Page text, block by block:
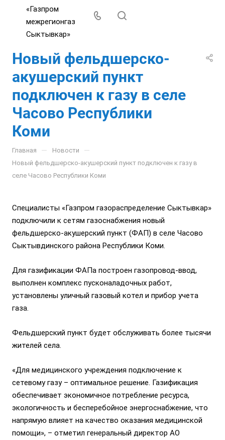
Новый фельдшерско-
акушерский пункт
подключен к газу в селе
Часово Республики
Коми
Главная — Новости —
Новый фельдшерско-акушерский пункт подключен к газу в
селе Часово Республики Коми
Специалисты «Газпром газораспределение Сыктывкар»
подключили к сетям газоснабжения новый
фельдшерско-акушерский пункт (ФАП) в селе Часово
Сыктывдинского района Республики Коми.
Для газификации ФАПа построен газопровод-ввод,
выполнен комплекс пусконаладочных работ,
установлены уличный газовый котел и прибор учета
газа.
Фельдшерский пункт будет обслуживать более тысячи
жителей села.
«Для медицинского учреждения подключение к
сетевому газу – оптимальное решение. Газификация
обеспечивает экономичное потребление ресурса,
экологичность и бесперебойное энергоснабжение, что
напрямую влияет на качество оказания медицинской
помощи», – отметил генеральный директор АО